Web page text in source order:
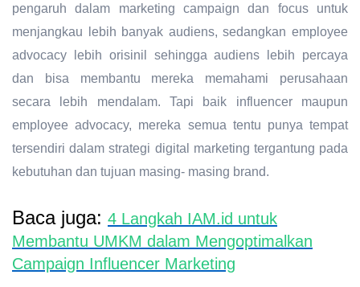
pengaruh dalam marketing campaign dan focus untuk
menjangkau lebih banyak audiens, sedangkan employee
advocacy lebih orisinil sehingga audiens lebih percaya
dan bisa membantu mereka memahami perusahaan
secara lebih mendalam. Tapi baik influencer maupun
employee advocacy, mereka semua tentu punya tempat
tersendiri dalam strategi digital marketing tergantung pada
kebutuhan dan tujuan masing- masing brand.
Baca juga: 4 Langkah IAM.id untuk
Membantu UMKM dalam Mengoptimalkan
Campaign Influencer Marketing